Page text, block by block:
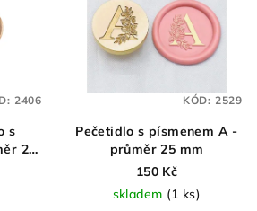
s
25
2406
Pečetidlo s písmenem A -
průměr 25 mm
150 Kč
skladem (1 ks)
KÓD: 2529